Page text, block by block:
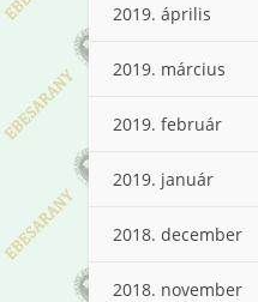
2019. április
2019. március
2019. február
2019. január
2018. december
2018. november